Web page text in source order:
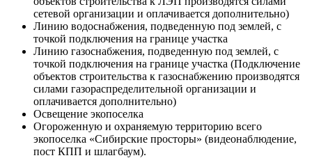
сетевой организации и оплачивается дополнительно)
Линию водоснабжения, подведенную под землей, с
точкой подключения на границе участка
Линию газоснабжения, подведенную под землей, с
точкой подключения на границе участка (Подключение
объектов строительства к газоснабжению производятся
силами газораспределительной организации и
оплачивается дополнительно)
Освещение экопоселка
Огороженную и охраняемую территорию всего
экопоселка «Сибирские просторы» (видеонаблюдение,
пост КПП и шлагбаум).